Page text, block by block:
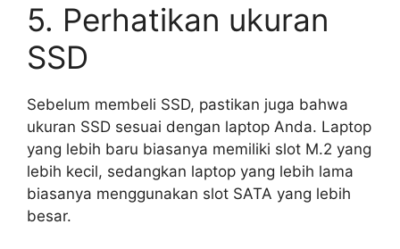
5. Perhatikan ukuran
SSD
Sebelum membeli SSD, pastikan juga bahwa
ukuran SSD sesuai dengan laptop Anda. Laptop
yang lebih baru biasanya memiliki slot M.2 yang
lebih kecil, sedangkan laptop yang lebih lama
biasanya menggunakan slot SATA yang lebih
besar.